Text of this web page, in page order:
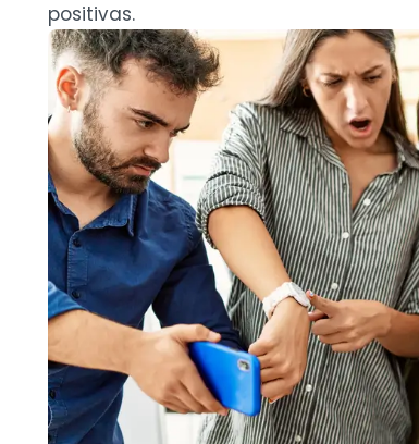
positivas.